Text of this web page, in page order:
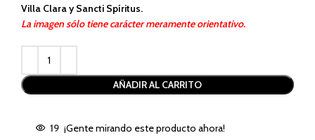
Villa Clara y Sancti Spíritus.
La imagen sólo tiene carácter meramente orientativo.
AÑADIR AL CARRITO
19 ¡Gente mirando este producto ahora!